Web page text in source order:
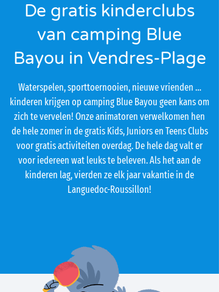
De gratis kinderclubs
van camping Blue
Bayou in Vendres-Plage
Waterspelen, sporttoernooien, nieuwe vrienden …
kinderen krijgen op camping Blue Bayou geen kans om
zich te vervelen! Onze animatoren verwelkomen hen
de hele zomer in de gratis Kids, Juniors en Teens Clubs
voor gratis activiteiten overdag. De hele dag valt er
voor iedereen wat leuks te beleven. Als het aan de
kinderen lag, vierden ze elk jaar vakantie in de
Languedoc-Roussillon!